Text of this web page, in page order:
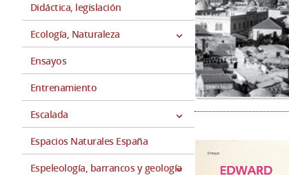
Didáctica, legislación
Ecología, Naturaleza
Ensayos
Entrenamiento
Escalada
Espacios Naturales España
Espeleología, barrancos y geología